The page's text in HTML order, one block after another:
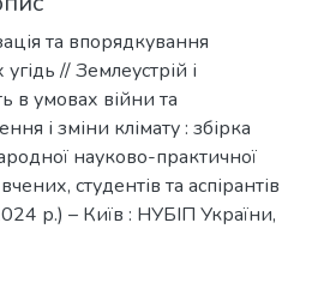
та впорядкування
// Землеустрій і
в умовах війни та
і зміни клімату : збірка
науково-практичної
студентів та аспірантів
р.) – Київ : НУБІП України,